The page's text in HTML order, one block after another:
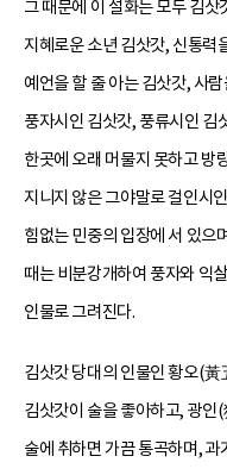
그 때문에 이 설화는 모두 김
지혜로운 소년 김삿갓, 신통력
예언을 할 줄 아는 김삿갓, 사
풍자시인 김삿갓, 풍류시인 김
한곳에 오래 머물지 못하고 방
지니지 않은 그야말로 걸인시
힘없는 민중의 입장에 서 있으
때는 비분강개하여 풍자와 익
인물로 그려진다.
김삿갓 당대의 인물인 황오(
김삿갓이 술을 좋아하고, 광
술에 취하면 가끔 통곡하며,